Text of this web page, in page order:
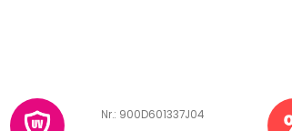
Art.-Nr.: 900D601337J04